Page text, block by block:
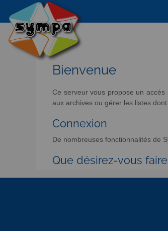
Bienvenue
Ce serveur vous propose un
aux archives ou gérer les listes
Connexion
De nombreuses fonctionnalités de
Que désirez-vous